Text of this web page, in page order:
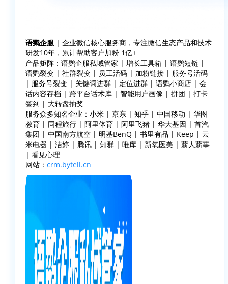
语鹦企服 | 企业微信核心服务商，专注微信生态产品和技术
研发10年，累计帮助客户加粉 1亿+
产品矩阵：语鹦企服私域管家 | 增长工具箱 | 语鹦短链 |
语鹦裂变 | 社群裂变 | 员工活码 | 加粉链接 | 服务号活码
| 服务号裂变 | 关键词进群 | 定位进群 | 语鹦小商店 | 会
话内容存档 | 跨平台话术库 | 智能用户画像 | 拼团 | 打卡
签到 | 大转盘抽奖
服务众多知名企业：小米 | 京东 | 知乎 | 中国移动 | 华图
教育 | 同程旅行 | 阿里体育 | 阿里飞猪 | 华大基因 | 首汽
集团 | 中国南方航空 | 明基BenQ | 书里有品 | Keep | 云
米电器 | 洁婷 | 腾讯 | 知群 | 唯库 | 新氧医美 | 薪人薪事
| 看见心理
网站： crm.bytell.cn